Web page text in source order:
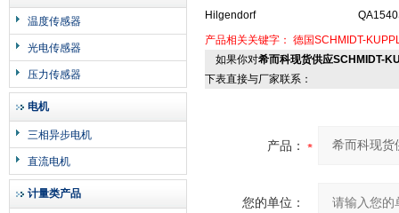
温度传感器
光电传感器
压力传感器
电机
三相异步电机
直流电机
计量类产品
Hilgendorf
产品相关关键字： 德国SCHMIDT-
如果你对希而科现货供应SCHMIDT-
下表直接与厂家联系：
产品：
您的单位：